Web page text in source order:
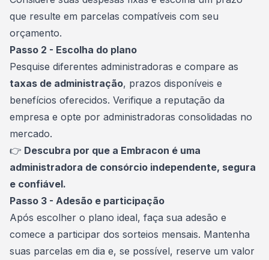
que resulte em parcelas compatíveis com seu
orçamento.
Passo 2 - Escolha do plano
Pesquise diferentes administradoras e compare as
taxas de administração, prazos disponíveis e
benefícios oferecidos. Verifique a reputação da
empresa e opte por administradoras consolidadas no
mercado.
👉 Descubra por que a Embracon é uma
administradora de consórcio independente, segura
e confiável.
Passo 3 - Adesão e participação
Após escolher o plano ideal, faça sua adesão e
comece a participar dos sorteios mensais. Mantenha
suas parcelas em dia e, se possível, reserve um valor